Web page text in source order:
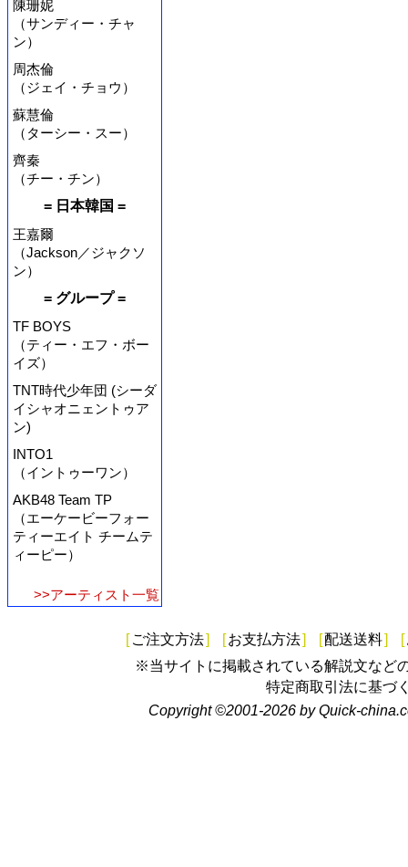
陳珊妮
（サンディー・チャ
ン）
周杰倫
（ジェイ・チョウ）
蘇慧倫
（ターシー・スー）
齊秦
（チー・チン）
= 日本韓国 =
王嘉爾
（Jackson／ジャクソ
ン）
= グループ =
TF BOYS
（ティー・エフ・ボー
イズ）
TNT時代少年団 (シーダ
イシャオニェントゥア
ン)
INTO1
（イントゥーワン）
AKB48 Team TP
（エーケービーフォー
ティーエイト チームテ
ィーピー）
>>アーティスト一覧
[ ご注文方法] [お支払方法] [配送送料] [
※当サイトに掲載されている解説文など
特定商取引法に基づ
Copyright ©2001-2026 by Quick-